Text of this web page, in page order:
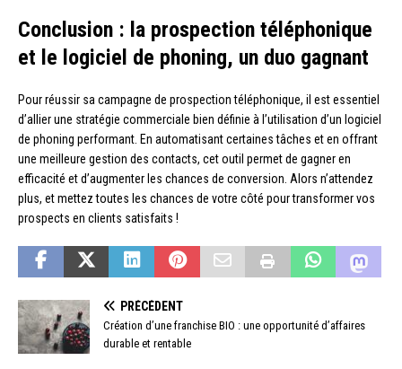
Conclusion : la prospection téléphonique
et le logiciel de phoning, un duo gagnant
Pour réussir sa campagne de prospection téléphonique, il est essentiel
d’allier une stratégie commerciale bien définie à l’utilisation d’un logiciel
de phoning performant. En automatisant certaines tâches et en offrant
une meilleure gestion des contacts, cet outil permet de gagner en
efficacité et d’augmenter les chances de conversion. Alors n’attendez
plus, et mettez toutes les chances de votre côté pour transformer vos
prospects en clients satisfaits !
PRÉCÉDENT
Création d’une franchise BIO : une opportunité d’affaires
durable et rentable